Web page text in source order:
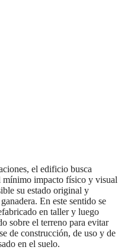
el edificio busca
mínimo impacto físico y visual
su estado original y
En este sentido se
en taller y luego
sobre el terreno para evitar
de construcción, de uso y de
en el suelo.